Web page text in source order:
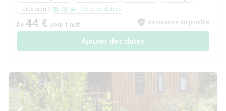
Télévision
+ plus de détails
De 44 € pour 1 nuit Assurance disponible
Ajouter des dates